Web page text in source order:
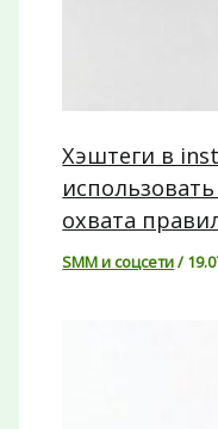
Хэштеги в
охвата
SMM и соцсети/